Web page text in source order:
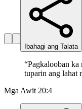
Ibahagi ang Talata
“Pagkalooban ka
tuparin ang lahat
Mga Awit 20:4